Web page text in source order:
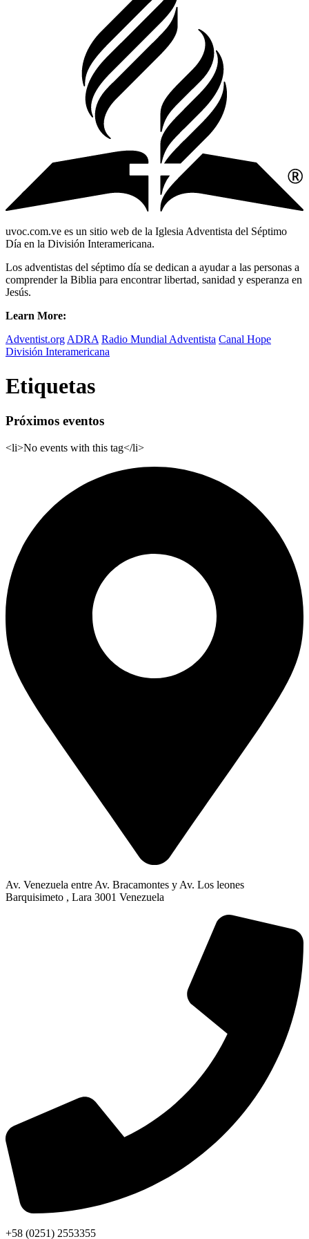
uvoc.com.ve es un sitio web de la Iglesia Adventista del Séptimo
Día en la División Interamericana.
Los adventistas del séptimo día se dedican a ayudar a las personas a
comprender la Biblia para encontrar libertad, sanidad y esperanza en
Jesús.
Learn More:
Adventist.org ADRA Radio Mundial Adventista Canal Hope
División Interamericana
Etiquetas
Próximos eventos
<li>No events with this tag</li>
Av. Venezuela entre Av. Bracamontes y Av. Los leones
Barquisimeto , Lara 3001 Venezuela
+58 (0251) 2553355